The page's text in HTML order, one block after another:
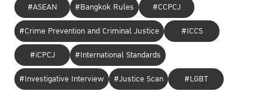
#ASEAN #Bangkok Rules
#CCPCJ
#Crime Prevention and Criminal Justice
#ICCS
#iCPCJ
#International Standards
#Investigative Interview
#Justice Scan #LGBT